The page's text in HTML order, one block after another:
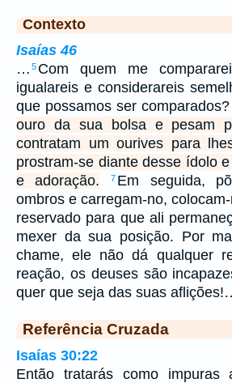
Contexto
Isaías 46
… 5 Com quem me
igualareis e considerareis
que possamos ser comparados?
ouro da sua bolsa e pesam
contratam um ourives para
prostram-se diante desse ídolo
e adoração.
7 Em seguida,
ombros e carregam-no,
reservado para que ali
mexer da sua posição. Por
chame, ele não dá qualquer
reação, os deuses são
quer que seja das suas
Referência Cruzada
Isaías 30:22
Então tratarás como impuras